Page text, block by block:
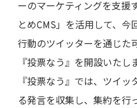
ーのマーケティングを支援
とめCMS」を活用して、
行動のツイッターを通じた
『投票なう』を開設いたし
『投票なう』では、ツイ
る発言を収集し、集約を行